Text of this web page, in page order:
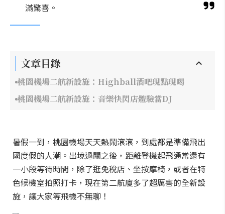
滿驚喜。
文章目錄
桃園機場二航新設施：Highball酒吧現點現喝
桃園機場二航新設施：音樂快閃店體驗當DJ
暑假一到，桃園機場天天熱鬧滾滾，到處都是準備飛出
國度假的人潮。出境過關之後，距離登機起飛通常還有
一小段等待時間，除了逛免稅店、坐按摩椅，或者在特
色候機室拍照打卡，現在第二航廈多了超厲害的全新設
施，讓大家等飛機不無聊！